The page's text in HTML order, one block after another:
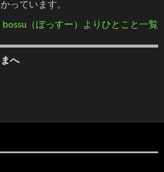
っています。
bossu（ぼっすー）よりひとこと一覧
へ